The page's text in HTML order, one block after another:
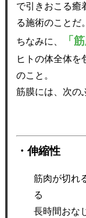
で引きおこる癒
る施術のことだ。
ちなみに、
「
ヒトの体全体を
のこと。
筋膜には、次の
・伸縮性
筋肉が切れ
る
長時間おな